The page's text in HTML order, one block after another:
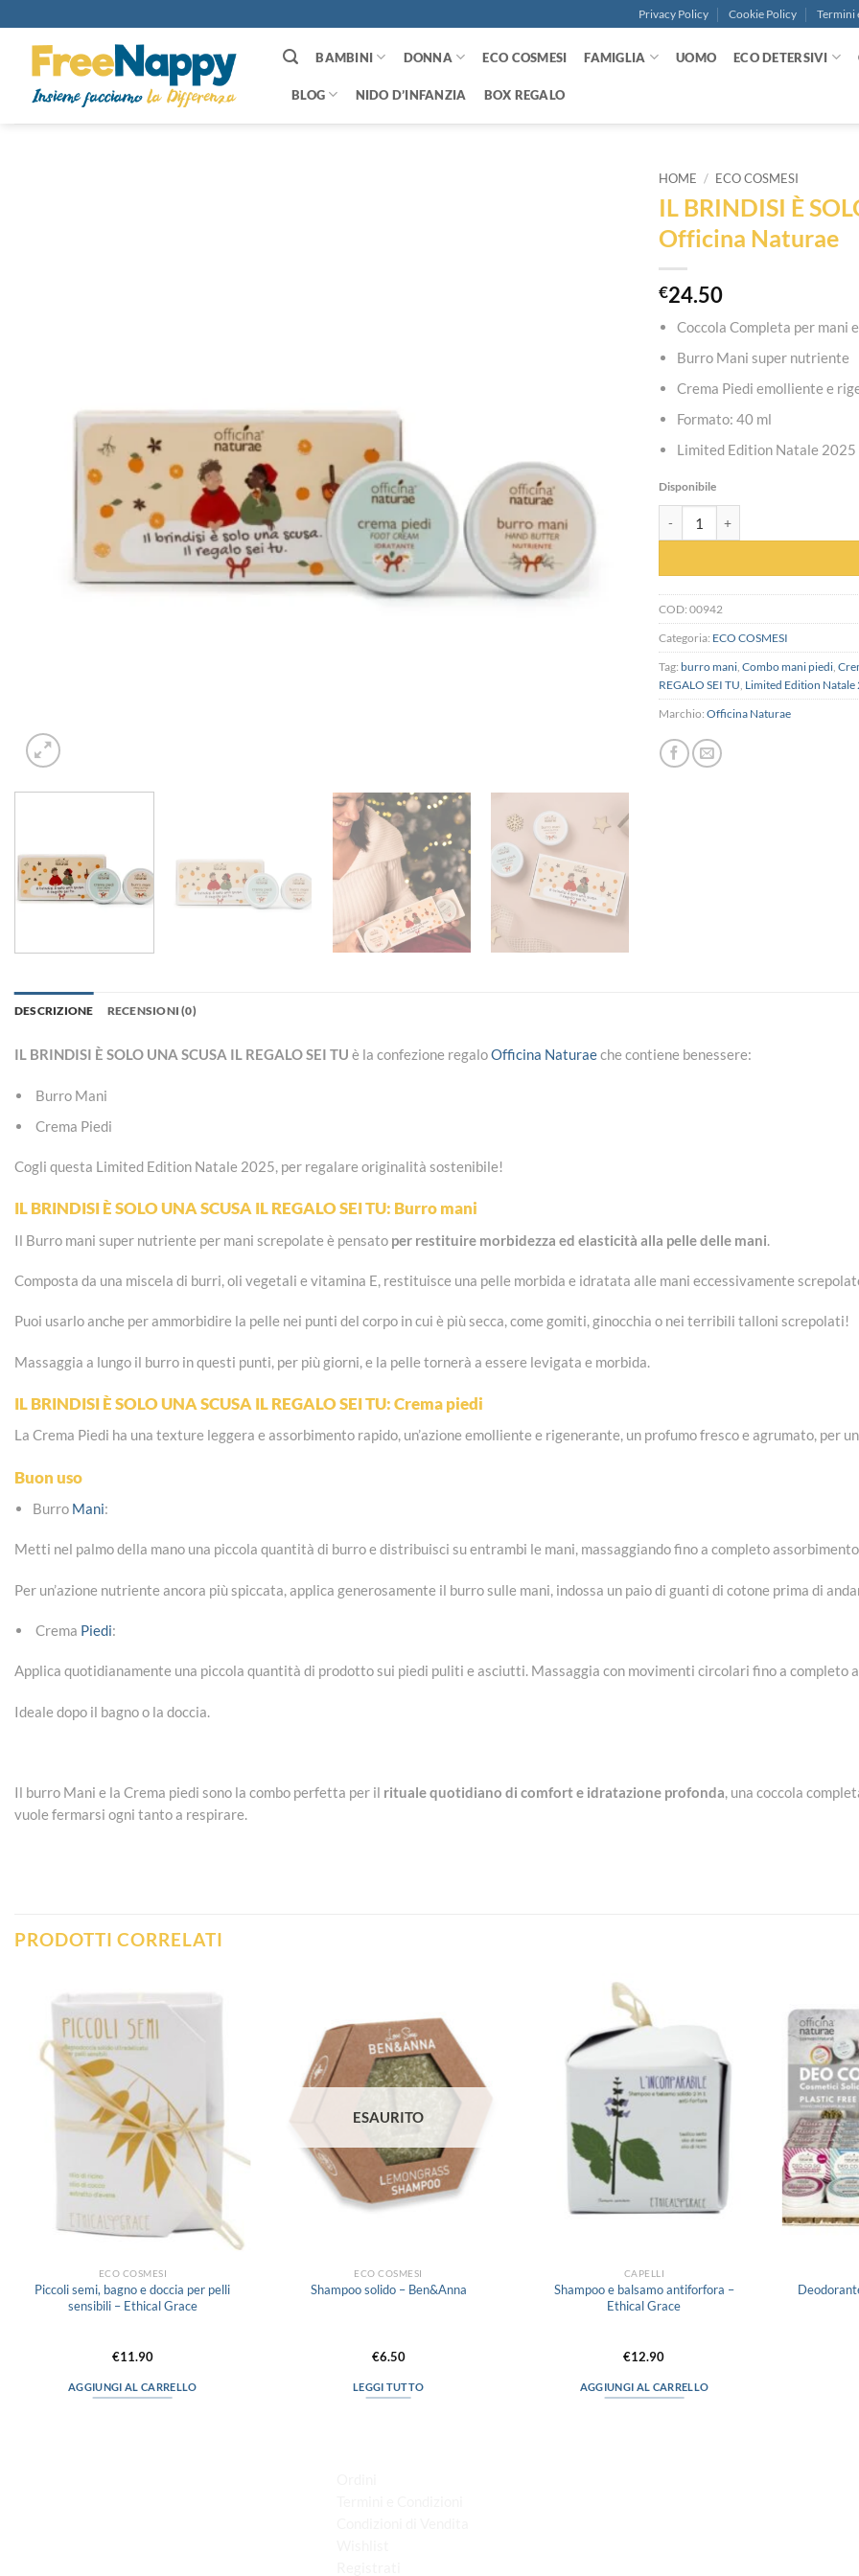
ai
contenuti
Privacy Policy Cookie Policy Termini
BAMBINI DONNA ECO COSMESI FAMIGLIA UOMO ECO DETERSIVI
BLOG NIDO D’INFANZIA BOX REGALO
HOME / ECO COSMESI
IL BRINDISI È
Officina Naturae
€24.50
Coccola Completa per mani
Burro Mani super nutriente
Crema Piedi emolliente e
Formato: 40 ml
Limited Edition Natale 2025
Disponibile
COD: 00942
Categoria: ECO COSMESI
Tag: burro mani Combo mani piedi
REGALO SEI TU Limited Edition Natale
Marchio: Officina Naturae
DESCRIZIONE RECENSIONI (0)
IL BRINDISI È SOLO UNA SCUSA IL REGALO SEI TU è la confezione regaloOfficina Naturaeche contiene benessere:
Burro Mani
Crema Piedi
Cogli questa Limited Edition Natale 2025, per regalare originalità sostenibile!
IL BRINDISI È SOLO UNA SCUSA IL REGALO SEI TU: Burro mani
Il Burro mani super nutriente per mani screpolate è pensato per restituire morbidezza ed elasticità alla pelle delle mani.
Composta da una miscela di burri, oli vegetali e vitamina E, restituisce una pelle morbida e idratata alle mani eccessivamente
Puoi usarlo anche per ammorbidire la pelle nei punti del corpo in cui è più secca, come gomiti, ginocchia o nei terribili talloni screpolati!
Massaggia a lungo il burro in questi punti, per più giorni, e la pelle tornerà a essere levigata e morbida.
IL BRINDISI È SOLO UNA SCUSA IL REGALO SEI TU: Crema piedi
La Crema Piedi ha una texture leggera e assorbimento rapido, un’azione emolliente e rigenerante, un profumo fresco e agrumato, per
Buon uso
Burro Mani:
Metti nel palmo della mano una piccola quantità di burro e distribuisci su entrambi le mani, massaggiando fino a completo
Per un’azione nutriente ancora più spiccata, applica generosamente il burro sulle mani, indossa un paio di guanti di cotone prima di
Crema Piedi:
Applica quotidianamente una piccola quantità di prodotto sui piedi puliti e asciutti. Massaggia con movimenti circolari fino a completo
Ideale dopo il bagno o la doccia.
Il burro Mani e la Crema piedi sono la combo perfetta per il rituale quotidiano di comfort e idratazione profonda, una coccola
vuole fermarsi ogni tanto a respirare.
PRODOTTI CORRELATI
ECO COSMESI
Piccoli semi, bagno e doccia per pelli
sensibili – Ethical Grace
€11.90
AGGIUNGI AL CARRELLO
alla lista
desideri
ESAURITO
ECO COSMESI
Shampoo solido – Ben&Anna
€6.50
LEGGI TUTTO
alla lista
dei
desideri
CAPELLI
Shampoo e balsamo antiforfora –
Ethical Grace
€12.90
AGGIUNGI AL CARRELLO